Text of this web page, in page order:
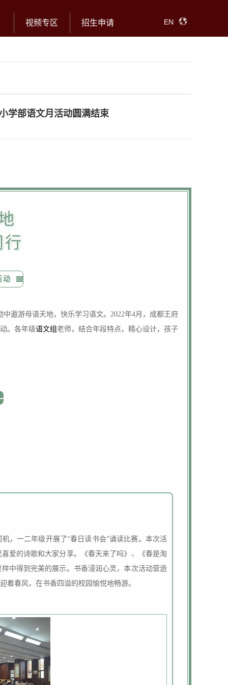
视频专区 招生申请 EN
学部语文月活动圆满结束
行
动
遨游母语天地，快乐学习语文。2022年4月，成都王府
。各年级语文组老师，结合年段特点，精心设计，孩子
，一二年级开展了“春日读书会”诵读比赛。本次活
爱的诗歌和大家分享。《春天来了吗》、《春是淘
中得到完美的展示。书香浸润心灵，本次活动营造
着春风，在书香四溢的校园愉悦地畅游。